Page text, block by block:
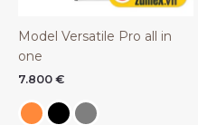
Model Versatile Pro all in
one
7.800 €